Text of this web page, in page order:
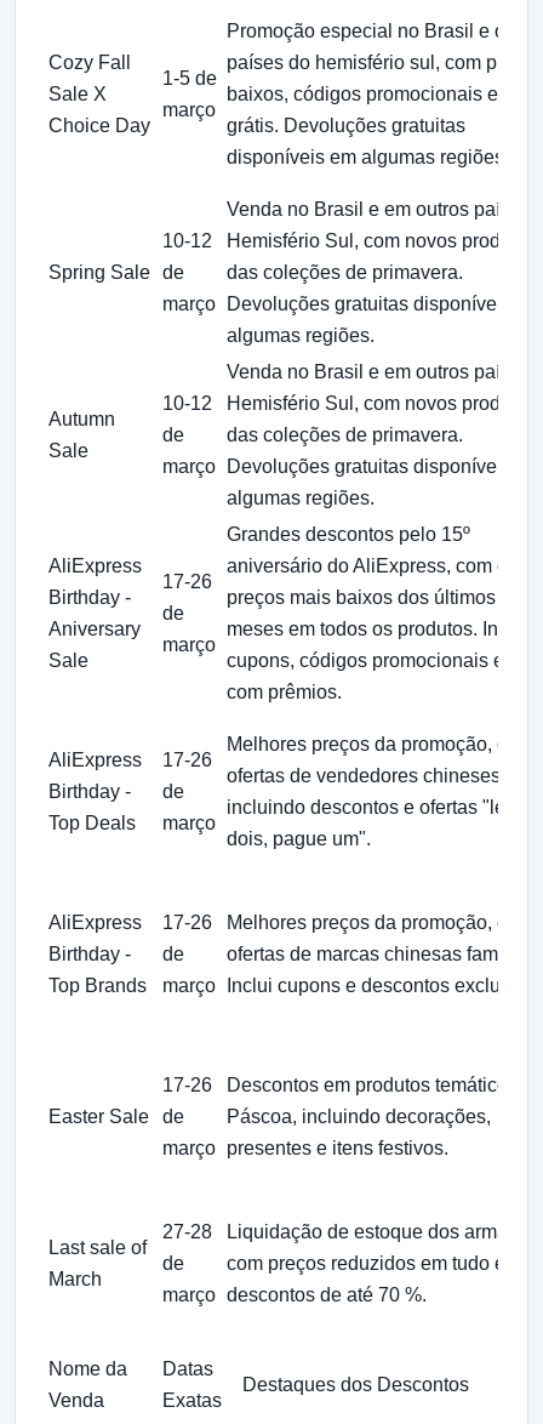
Cozy Fall
Sale X
Choice Day
1-5 de
março
Promoção especial no Brasil e
países do hemisfério sul, com preços
baixos, códigos promocionais e frete
grátis. Devoluções gratuitas
disponíveis em algumas regiões.
Spring Sale
10-12
de
março
Venda no Brasil e em outros países
Hemisfério Sul, com novos produtos
das coleções de primavera.
Devoluções gratuitas disponíveis em
algumas regiões.
Autumn
Sale
10-12
de
março
Venda no Brasil e em outros países
Hemisfério Sul, com novos produtos
das coleções de primavera.
Devoluções gratuitas disponíveis em
algumas regiões.
AliExpress
Birthday -
Aniversary
Sale
17-26
de
março
Grandes descontos pelo 15º
aniversário do AliExpress, com os
preços mais baixos dos últimos seis
meses em todos os produtos. Inclui
cupons, códigos promocionais e
com prêmios.
AliExpress
Birthday -
Top Deals
17-26
de
março
Melhores preços da promoção, com
ofertas de vendedores chineses,
incluindo descontos e ofertas "leve
dois, pague um".
AliExpress
Birthday -
Top Brands
17-26
de
março
Melhores preços da promoção, com
ofertas de marcas chinesas famosas.
Inclui cupons e descontos
Easter Sale
17-26
de
março
Descontos em produtos temáticos de
Páscoa, incluindo decorações,
presentes e itens festivos.
Last sale of
March
27-28
de
março
Liquidação de estoque dos
com preços reduzidos em tudo e
descontos de até 70 %.
Nome da
Venda
Datas
Exatas
Destaques dos Descontos